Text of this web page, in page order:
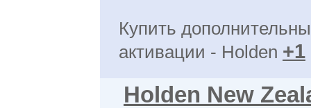
Купить
активации - Holden +1
Holden New